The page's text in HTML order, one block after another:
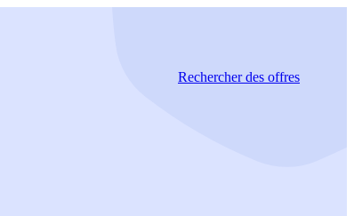
Rechercherdes offres